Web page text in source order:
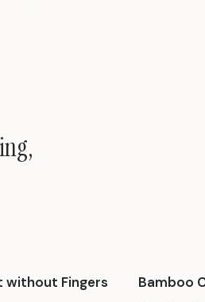
without Fingers Bamboo